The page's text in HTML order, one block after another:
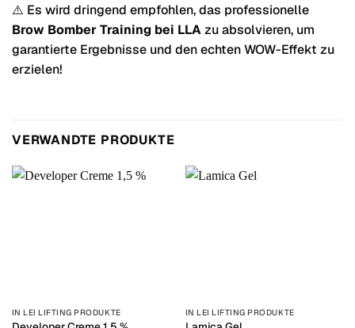
⚠️ Es wird dringend empfohlen, das professionelle
Brow Bomber Training bei LLAzu absolvieren, um
garantierte Ergebnisse und den echten WOW-Effekt zu
erzielen!
VERWANDTE PRODUKTE
IN LEI LIFTING PRODUKTE IN LEI LIFTING PRODUKTE